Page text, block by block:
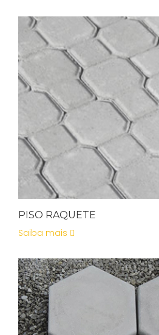
PISO RAQUETE
Saiba mais